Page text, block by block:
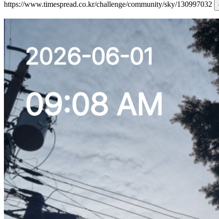
https://www.timespread.co.kr/challenge/community/sky/130997032